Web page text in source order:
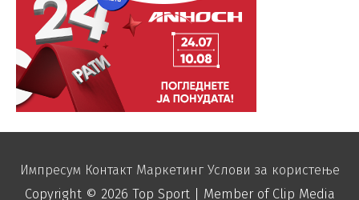
Импресум Контакт Маркетинг Услови за користење
Copyright © 2026 Top Sport| Member of Clip Media